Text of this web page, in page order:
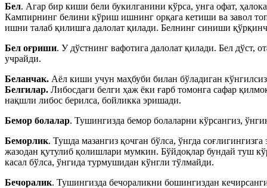
Бел. Агар бир киши бели букилганини кўрса, унга офат,
Кампирнинг белини кўриш ишнинг орқага кетиши ва завол
ишни талаб қилишга далолат қилади. Белнинг синиши
Бел оғриши. У дўстнинг вафотига далолат қилади. Бел дўст,
учрайди.
Беланчак. Аёл киши учун маҳбуби билан бўладиган кўнгилсиз
Белгилар. Либосдаги белги ҳаж ёки ғарб томонга сафар
нақшли либос берилса, бойликка эришади.
Бемор болалар. Тушингизда бемор болаларни кўрсангиз,
Беморлик. Тушда мазангиз қочган бўлса, ўнгда
жазодан қутулиб қолишлари мумкин. Бўйдоқлар бундай туш
касал бўлса, ўнгида турмушидан кўнгли тўлмайди.
Бечоралик. Тушингизда бечораликни бошингиздан